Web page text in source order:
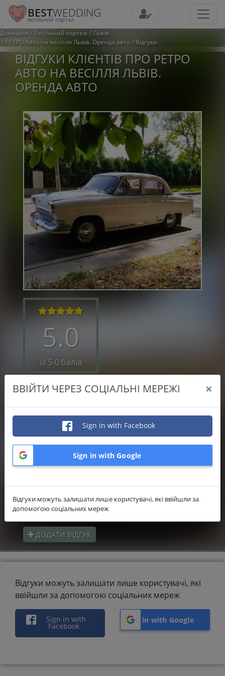
BESTWEDDING
весільний портал
Домашня Весільний кортеж
Львів
РЕТРО Авто на весілля Львів. Оренда авто
Відгуки
ВІДГУКИ КЛІЄНТІВ ПРО РЕТРО
АВТО НА ВЕСІЛЛЯ ЛЬВІВ.
ОРЕНДА АВТО
5.0
із 5.0 балів
Відповідальність
5.0
Гнучкість виконання робіт
ДОДАТИ ВІДГУК
Відгуки можуть залишати лише користувачі, які
ввійшли за допомогою соціальних мереж
Sign in with
Facebook
Sign in with Google
ВВІЙТИ ЧЕРЕЗ СОЦІАЛЬНІ МЕРЕЖІ ×
Sign in with Facebook
Sign in with Google
Відгуки можуть залишати лише користувачі, які ввійшли за
допомогою соціальних мереж